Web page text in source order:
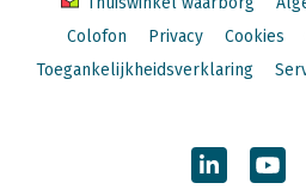
Colofon
Privacy Cookies
Toegankelijkheidsverklaring